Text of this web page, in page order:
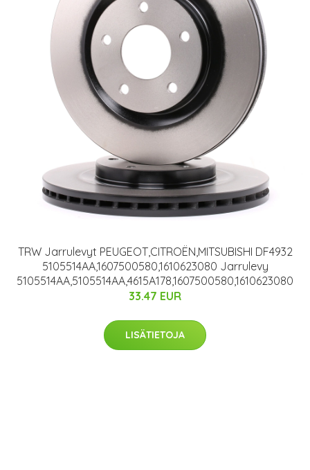
TRW Jarrulevyt PEUGEOT,CITROËN,MITSUBISHI DF4932
5105514AA,1607500580,1610623080 Jarrulevy
5105514AA,5105514AA,4615A178,1607500580,1610623080
33.47 EUR
LISÄTIETOJA